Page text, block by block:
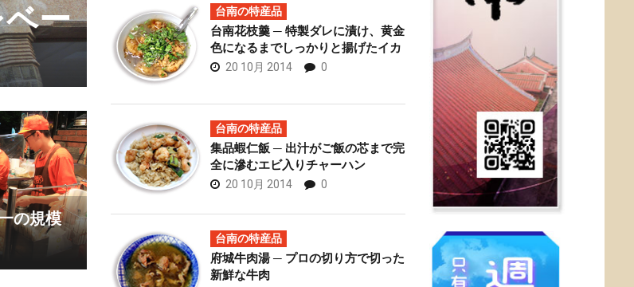
ー
榮吉炒牛肉專賣店 ─ お得な牛
肉料理
台南の特産品
台南花枝羹 ─ 特製ダレに漬け、黄金
色になるまでしっかりと揚げたイカ
20 10月 2014 0
台南の特産品
集品蝦仁飯 ─ 出汁がご飯の芯まで完
全に滲むエビ入りチャーハン
20 10月 2014 0
台南の特産品
府城牛肉湯 ─ プロの切り方で切った
新鮮な牛肉
の規模